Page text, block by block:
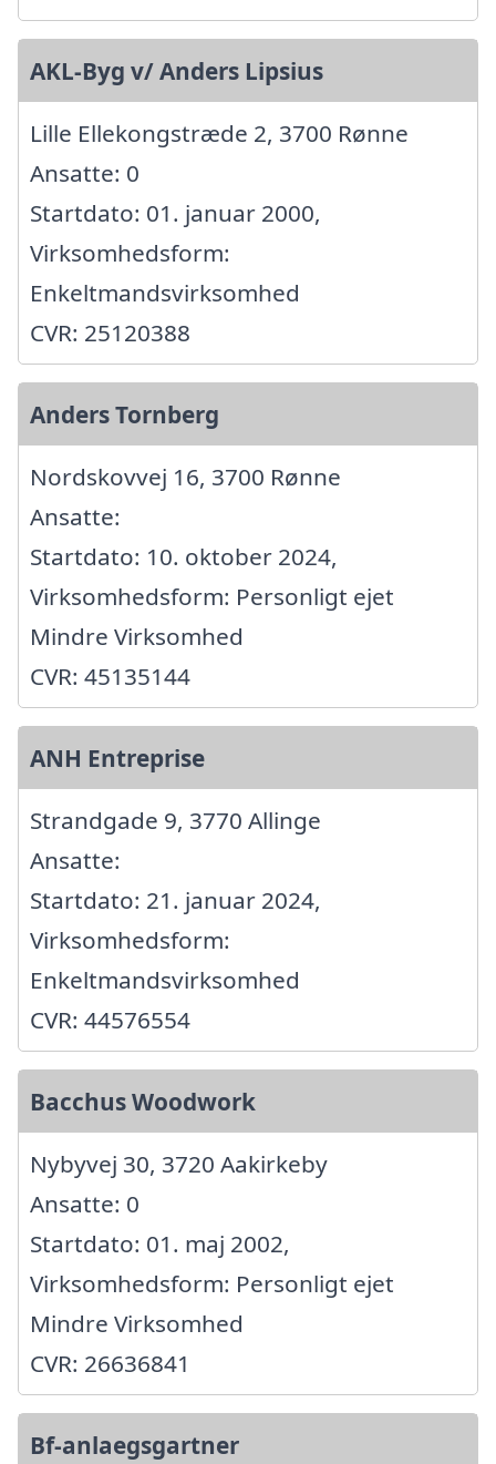
AKL-Byg v/ Anders Lipsius
Lille Ellekongstræde 2, 3700 Rønne
Ansatte: 0
Startdato: 01. januar 2000,
Virksomhedsform:
Enkeltmandsvirksomhed
CVR: 25120388
Anders Tornberg
Nordskovvej 16, 3700 Rønne
Ansatte:
Startdato: 10. oktober 2024,
Virksomhedsform: Personligt ejet
Mindre Virksomhed
CVR: 45135144
ANH Entreprise
Strandgade 9, 3770 Allinge
Ansatte:
Startdato: 21. januar 2024,
Virksomhedsform:
Enkeltmandsvirksomhed
CVR: 44576554
Bacchus Woodwork
Nybyvej 30, 3720 Aakirkeby
Ansatte: 0
Startdato: 01. maj 2002,
Virksomhedsform: Personligt ejet
Mindre Virksomhed
CVR: 26636841
Bf-anlaegsgartner